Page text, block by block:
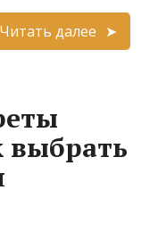
Читать далее
выбрать